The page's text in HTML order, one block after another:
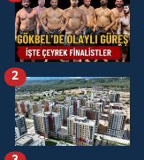
2